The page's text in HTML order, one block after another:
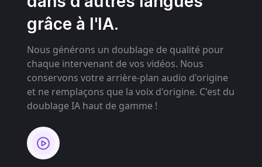
grâce à l'IA.
Nous générons un doublage de qualité pour
chaque intervenant de vos vidéos. Nous
conservons votre arrière-plan audio d'origine
et ne remplaçons que la voix d'origine. C'est du
doublage IA haut de gamme !